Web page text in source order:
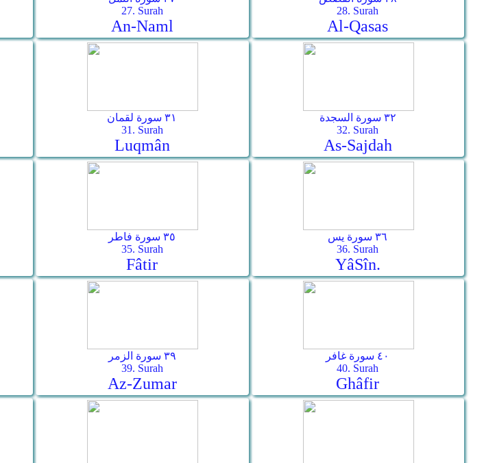
27. Surah
An-Naml
28. Surah
Al-Qasas
٣١ سورة لقمان
31. Surah
Luqmân
٣٢ سورة السجدة
32. Surah
As-­Sajdah
٣٥ سورة فاطر
35. Surah
Fâtir
٣٦ سورة يس
36. Surah
Yâ­Sîn.
٣٩ سورة الزمر
39. Surah
Az-Zumar
٤٠ سورة غافر
40. Surah
Ghâfir